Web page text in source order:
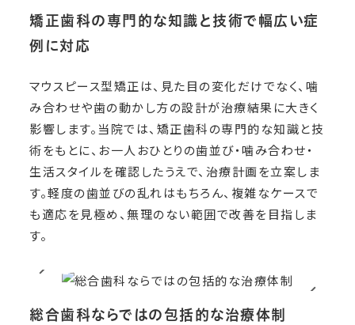
矯正歯科の専門的な知識と技術で幅広い症
例に対応
マウスピース型矯正は、見た目の変化だけでなく、噛
み合わせや歯の動かし方の設計が治療結果に大きく
影響します。当院では、矯正歯科の専門的な知識と技
術をもとに、お一人おひとりの歯並び・噛み合わせ・
生活スタイルを確認したうえで、治療計画を立案しま
す。軽度の歯並びの乱れはもちろん、複雑なケースで
も適応を見極め、無理のない範囲で改善を目指しま
す。
総合歯科ならではの包括的な治療体制